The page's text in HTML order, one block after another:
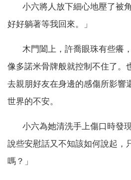
小六將人放下細心地壓了被
好好躺著等我回來。」
木門闔上，許喬眼珠有些癢
像多諾米骨牌般就控制不住了。
去親朋好友在身邊的感傷所影響
世界的不安。
小六為她清洗手上傷口時發
說些安慰話又不知該如何說起，
嗎？」